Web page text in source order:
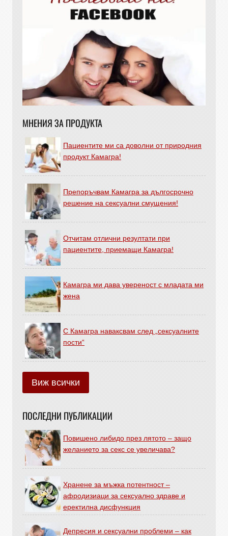
МНЕНИЯ ЗА ПРОДУКТА
Пациентите ми са доволни от природния
продукт Камагра!
Препоръчвам Камагра за дългосрочно
решение на сексуални смущения!
Отчитам отлични резултати при
пациентите, приемащи Камагра!
Камагра ми дава увереност с младата ми
жена
С Камагра наваксвам след „сексуалните
пости“
Виж всички
ПОСЛЕДНИ ПУБЛИКАЦИИ
Повишено либидо през лятото – защо
желанието за секс се увеличава?
Хранене за мъжка потентност –
афродизиаци за сексуално здраве и
еректилна дисфункция
Депресия и сексуални проблеми – как